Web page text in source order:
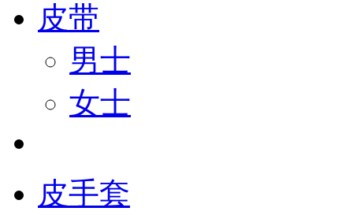
皮带
男士
女士
皮手套